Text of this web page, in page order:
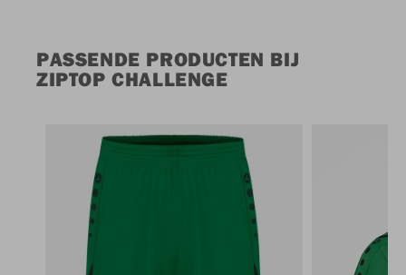
PASSENDE PRODUCTEN BIJ
ZIPTOP CHALLENGE